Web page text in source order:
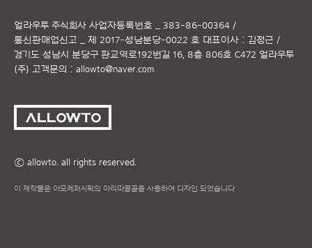
얼라우투 주식회사 사업자등록번호 _ 383-86-00364 /
통신판매업신고 _ 제 2017-성남분당-0022 호 대표이사 : 김정근 /
경기도 성남시 분당구 판교역로192번길 16, 8층 806호 C472 얼라우투
(주) 고객문의 : allowto@naver.com
ⓒ allowto. all rights reserved.
이 제작물은 아모레퍼시픽의 아리따글꼴을 사용하여 디자인 되었습니다